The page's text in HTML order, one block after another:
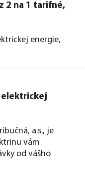
2 na 1 tarifné,
energie,
a.s., je
vám
od vášho